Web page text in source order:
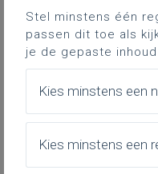
We zetten in op
Waarom is
belangrijk?
Stel minstens één
passen dit toe als
je de gepaste
Kies minstens een
Kies minstens een